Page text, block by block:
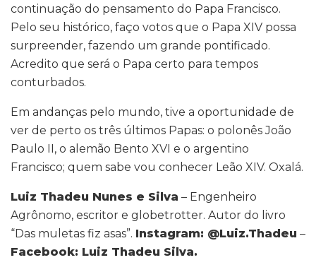
continuação do pensamento do Papa Francisco.
Pelo seu histórico, faço votos que o Papa XIV possa
surpreender, fazendo um grande pontificado.
Acredito que será o Papa certo para tempos
conturbados.
Em andanças pelo mundo, tive a oportunidade de
ver de perto os três últimos Papas: o polonês João
Paulo II, o alemão Bento XVI e o argentino
Francisco; quem sabe vou conhecer Leão XIV. Oxalá.
Luiz Thadeu Nunes e Silva – Engenheiro
Agrônomo, escritor e globetrotter. Autor do livro
“Das muletas fiz asas”. Instagram: @Luiz.Thadeu –
Facebook: Luiz Thadeu Silva.